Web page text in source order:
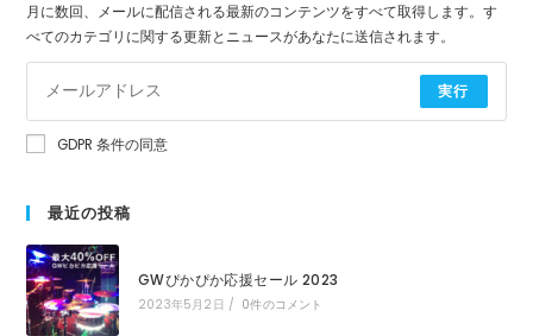
月に数回、メールに配信される最新のコンテンツをすべて取得します。す
べてのカテゴリに関する更新とニュースがあなたに送信されます。
実行
GDPR 条件の同意
最近の投稿
GWぴかぴか応援セール 2023
2023年5月2日 / 0件のコメント